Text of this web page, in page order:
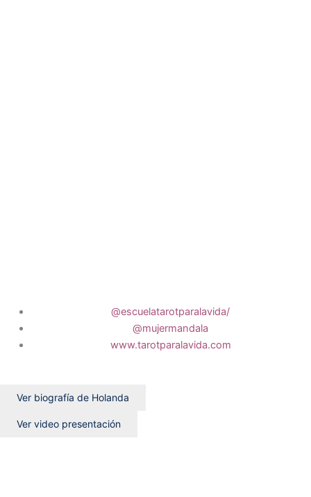
@escuelatarotparalavida/
@mujermandala
www.tarotparalavida.com
Ver biografía de Holanda
Ver video presentación